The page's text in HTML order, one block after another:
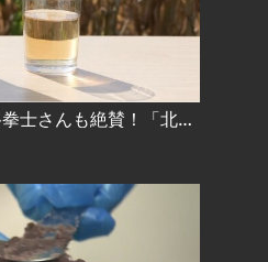
【どさんこWEEKEND】杉谷拳士さんも絶賛！「北海道コーン茶」特集